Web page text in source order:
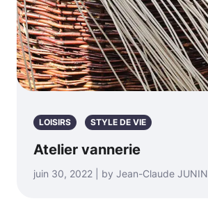
LOISIRS STYLE DE VIE
Atelier vannerie
juin 30, 2022 | by Jean-Claude JUNIN